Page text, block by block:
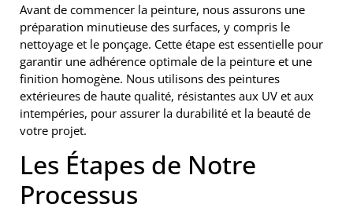
Avant de commencer la peinture, nous assurons une
préparation minutieuse des surfaces, y compris le
nettoyage et le ponçage. Cette étape est essentielle pour
garantir une adhérence optimale de la peinture et une
finition homogène. Nous utilisons des peintures
extérieures de haute qualité, résistantes aux UV et aux
intempéries, pour assurer la durabilité et la beauté de
votre projet.
Les Étapes de Notre
Processus